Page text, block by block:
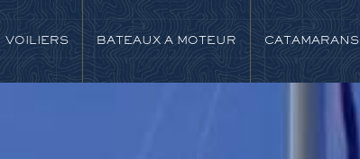
VOILIERS BATEAUX A MOTEUR CATAMARANS